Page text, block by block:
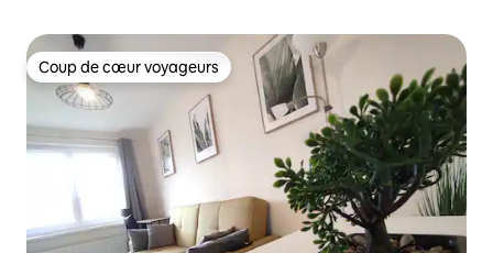
Coup de cœur voyageurs
Coup de cœur voyageurs